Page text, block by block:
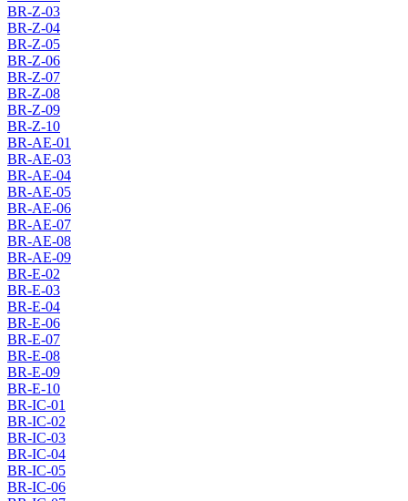
BR-Z-03
BR-Z-04
BR-Z-05
BR-Z-06
BR-Z-07
BR-Z-08
BR-Z-09
BR-Z-10
BR-AE-01
BR-AE-03
BR-AE-04
BR-AE-05
BR-AE-06
BR-AE-07
BR-AE-08
BR-AE-09
BR-E-02
BR-E-03
BR-E-04
BR-E-06
BR-E-07
BR-E-08
BR-E-09
BR-E-10
BR-IC-01
BR-IC-02
BR-IC-03
BR-IC-04
BR-IC-05
BR-IC-06